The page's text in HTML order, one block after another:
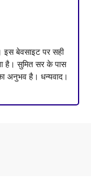
बेवसाइट पर सही
है। सुमित सर के पास
अनुभव है। धन्यवाद।